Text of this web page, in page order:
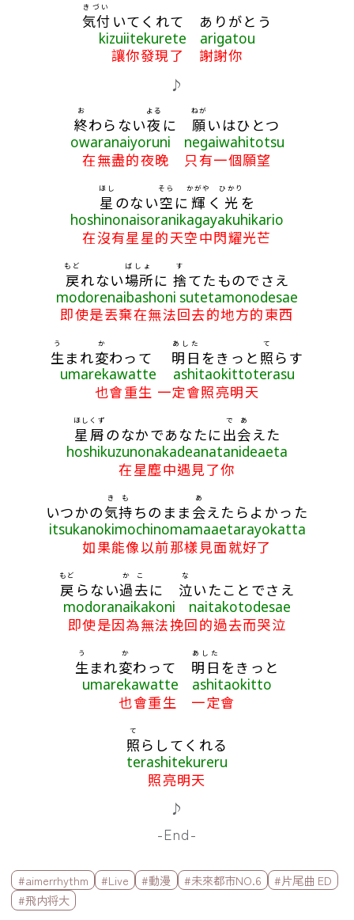
気付
きづい
いてくれて ありがとう
kizuiitekurete arigatou
讓你發現了 謝謝你
♪
終
お
わらない夜
よる
に 願
ねが
いはひとつ
owaranaiyoruni negaiwahitotsu
在無盡的夜晚 只有一個願望
星
ほし
のない空
そら
に 輝
かがや
く 光
ひかり
を
hoshinonaisoranikagayakuhikario
在沒有星星的天空中閃耀光芒
戻
もど
れない場所
ばしょ
に捨
す
てたものでさえ
modorenaibashoni sutetamonodesae
即使是丟棄在無法回去的地方的東西
生
う
まれ変
か
わって 明日
あした
をきっと 照
て
らす
umarekawatte ashitaokittoterasu
也會重生 一定會照亮明天
星屑
ほしくず
のなかであなたに出
で
会
あ
えた
hoshikuzunonakadeanatanideaeta
在星塵中遇見了你
いつかの気
き
持
も
ちのまま 会
あ
えたらよかった
itsukanokimochinomamaaetarayokatta
如果能像以前那樣見面就好了
戻
もど
らない過去
かこ
に 泣
な
いたことでさえ
modoranaikakoni naitakotodesae
即使是因為無法挽回的過去而哭泣
生
う
まれ変
か
わって 明日
あした
をきっと
umarekawatte ashitaokitto
也會重生 一定會
照
て
らしてくれる
terashitekureru
照亮明天
♪
-End-
標籤欄
#aimerrhythm #Live #動漫 #未來都市NO.6
#片尾曲 ED
#飛内将大